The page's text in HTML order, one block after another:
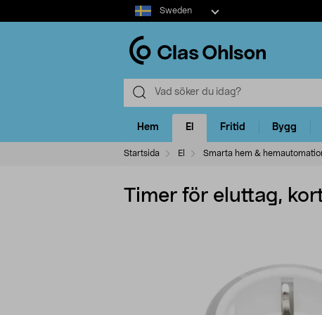
Select
market
Sweden
Hem El Fritid Bygg
Startsida El Smarta hem &
Timer för eluttag,